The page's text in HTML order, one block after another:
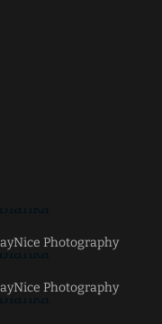
Photography
Photography